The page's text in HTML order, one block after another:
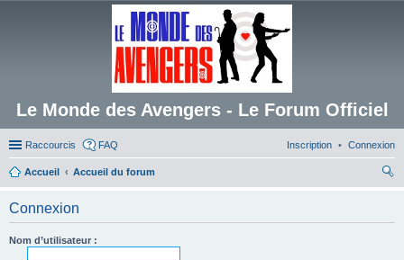
Le Monde des Avengers - Le Forum Officiel
Raccourcis FAQ Connexion
Inscription
Accueil
Accueil du forum
Connexion
Nom d’utilisateur :